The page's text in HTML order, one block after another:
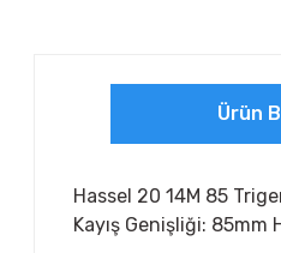
Ürün
Hassel 20 14M 85
Kayış Genişliği: 85mm